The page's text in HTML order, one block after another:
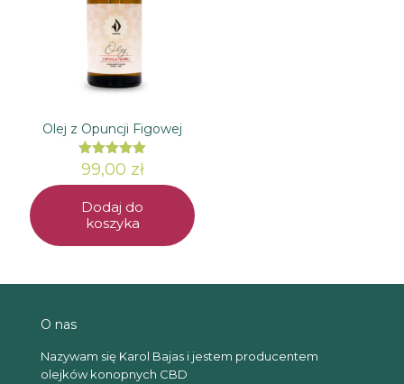
Olej z Opuncji Figowej
Oceniono
5.00
99,00 zł
Dodaj do
koszyka
O nas
Nazywam się Karol Bajas i jestem producentem
olejków konopnych CBD